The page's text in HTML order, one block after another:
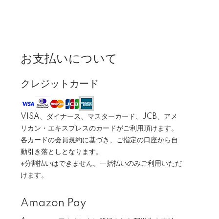
お支払いについて
クレジットカード
VISA、ダイナース、マスターカード、JCB、アメ
リカン・エキスプレスのカードがご利用頂けます。
各カードの会員規約に基づき、ご指定の口座から自
動引き落としとなります。
※分割払いはできません。一括払いのみご利用いただ
けます。
Amazon Pay